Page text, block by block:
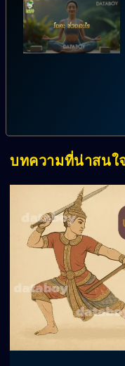
บทความที่น่าสนใ